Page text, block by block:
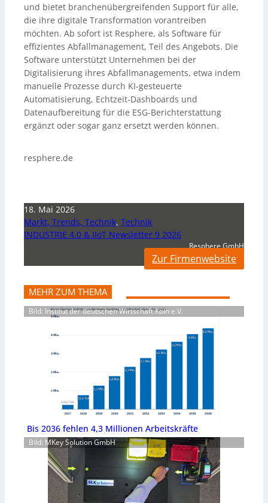
und bietet branchenübergreifenden Support für alle,
die ihre digitale Transformation vorantreiben
möchten. Ab sofort ist Resphere, als Software für
effizientes Abfallmanagement, Teil des Angebots. Die
Software unterstützt Unternehmen bei der
Digitalisierung ihres Abfallmanagements, etwa indem
manuelle Prozesse durch KI-gesteuerte
Automatisierung, Echtzeit-Dashboards und
Datenaufbereitung für die ESG-Berichterstattung
ergänzt oder sogar ganz ersetzt werden können.
resphere.de
18. Mai 2026
Markt, Trends, Technik, Technik
INDUSTRIE 4.0 & IIoT Newsletter 9 2026
Resphere GmbH
Zur Firmenwebsite
MEHR ZUM THEMA
Bild: Institut der deutschen Wirtschaft Köln e.V.
Bis 2036 fehlen 4,3 Millionen Arbeitskräfte
Bild: MKey Solution GmbH